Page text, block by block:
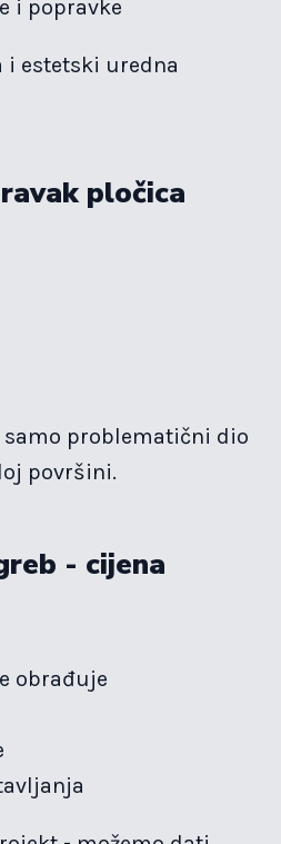
i popravke
estetski uredna
pločica
problematični dio
površini.
- cijena
obrađuje